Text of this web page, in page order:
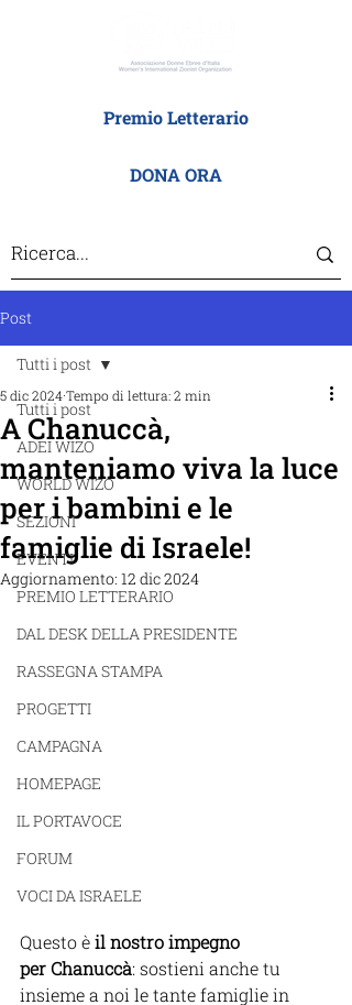
Premio Letterario
DONA ORA
Post
Tutti i post
ADEI WIZO
WORLD WIZO
SEZIONI
EVENTI
PREMIO LETTERARIO
DAL DESK DELLA PRESIDENTE
RASSEGNA STAMPA
PROGETTI
CAMPAGNA
HOMEPAGE
IL PORTAVOCE
FORUM
VOCI DA ISRAELE
Tutti i post
A Chanuccà,
manteniamo viva la luce
per i bambini e le
famiglie di Israele!
5 dic 2024Tempo di lettura: 2 min
Aggiornamento: 12 dic 2024
Questo è il nostro impegno
perChanuccà: sostieni anche tu
insieme a noi le tante famiglie in